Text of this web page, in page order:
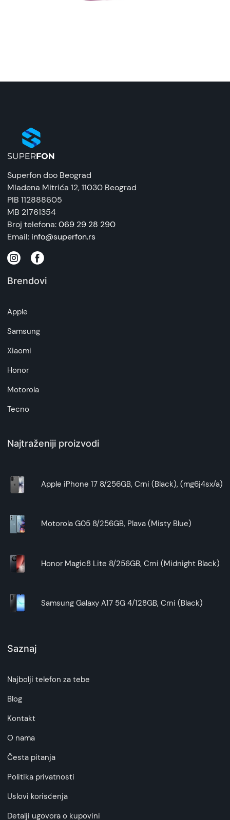
Superfon doo Beograd
Mladena Mitrića 12, 11030 Beograd
PIB 112888605
MB 21761354
Broj telefona:069 29 28 290
Email: info@superfon.rs
Brendovi
Apple
Samsung
Xiaomi
Honor
Motorola
Tecno
Najtraženiji proizvodi
Apple iPhone 17 8/256GB, Crni (Black), (mg6j4sx/a)
Motorola G05 8/256GB, Plava (Misty Blue)
Honor Magic8 Lite 8/256GB, Crni (Midnight Black)
Samsung Galaxy A17 5G 4/128GB, Crni (Black)
Saznaj
Najbolji telefon za tebe
Blog
Kontakt
O nama
Česta pitanja
Politika privatnosti
Uslovi korisćenja
Detalji ugovora o kupovini